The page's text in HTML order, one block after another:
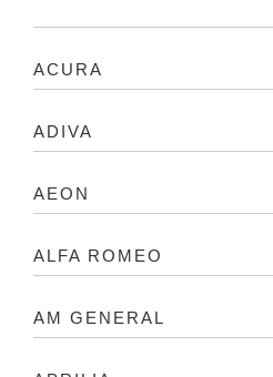
ACURA
ADIVA
AEON
ALFA ROMEO
AM GENERAL